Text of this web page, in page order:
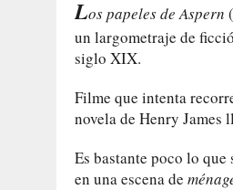
Los papeles de Aspern
un largometraje de
siglo XIX.
Filme que intenta
novela de Henry James
Es bastante poco lo
en una escena de